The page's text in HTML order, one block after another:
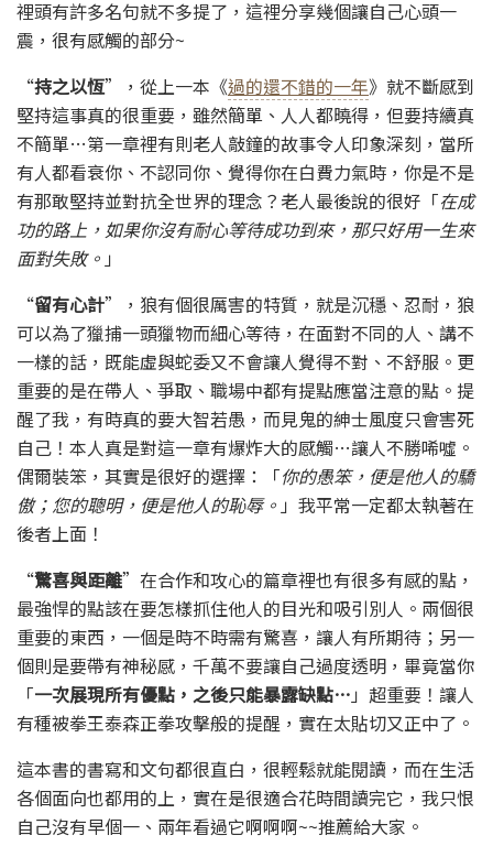
裡頭有許多名句就不多提了，這裡分享幾個讓自己心頭一
震，很有感觸的部分~
“持之以恆”，從上一本《過的還不錯的一年》就不斷感到
堅持這事真的很重要，雖然簡單、人人都曉得，但要持續真
不簡單…第一章裡有則老人敲鐘的故事令人印象深刻，當所
有人都看衰你、不認同你、覺得你在白費力氣時，你是不是
有那敢堅持並對抗全世界的理念？老人最後說的很好「在成
功的路上，如果你沒有耐心等待成功到來，那只好用一生來
面對失敗。 」
“留有心計”，狼有個很厲害的特質，就是沉穩、忍耐，狼
可以為了獵捕一頭獵物而細心等待，在面對不同的人、講不
一樣的話，既能虛與蛇委又不會讓人覺得不對、不舒服。更
重要的是在帶人、爭取、職場中都有提點應當注意的點。提
醒了我，有時真的要大智若愚，而見鬼的紳士風度只會害死
自己！本人真是對這一章有爆炸大的感觸…讓人不勝唏噓。
偶爾裝笨，其實是很好的選擇：「你的愚笨，便是他人的驕
傲；您的聰明，便是他人的恥辱。 」我平常一定都太執著在
後者上面！
“驚喜與距離”在合作和攻心的篇章裡也有很多有感的點，
最強悍的點該在要怎樣抓住他人的目光和吸引別人。兩個很
重要的東西，一個是時不時需有驚喜，讓人有所期待；另一
個則是要帶有神秘感，千萬不要讓自己過度透明，畢竟當你
「一次展現所有優點，之後只能暴露缺點… 」超重要！讓人
有種被拳王泰森正拳攻擊般的提醒，實在太貼切又正中了。
這本書的書寫和文句都很直白，很輕鬆就能閱讀，而在生活
各個面向也都用的上，實在是很適合花時間讀完它，我只恨
自己沒有早個一、兩年看過它啊啊啊~~推薦給大家。